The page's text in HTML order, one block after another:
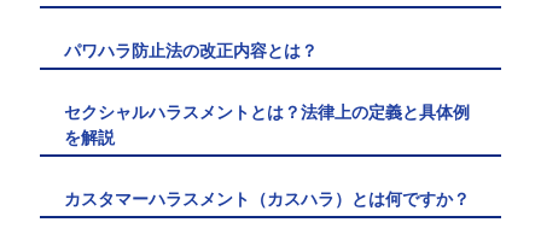
パワハラ防止法の改正内容とは？
セクシャルハラスメントとは？法律上の定義と具体例
を解説
カスタマーハラスメント（カスハラ）とは何ですか？